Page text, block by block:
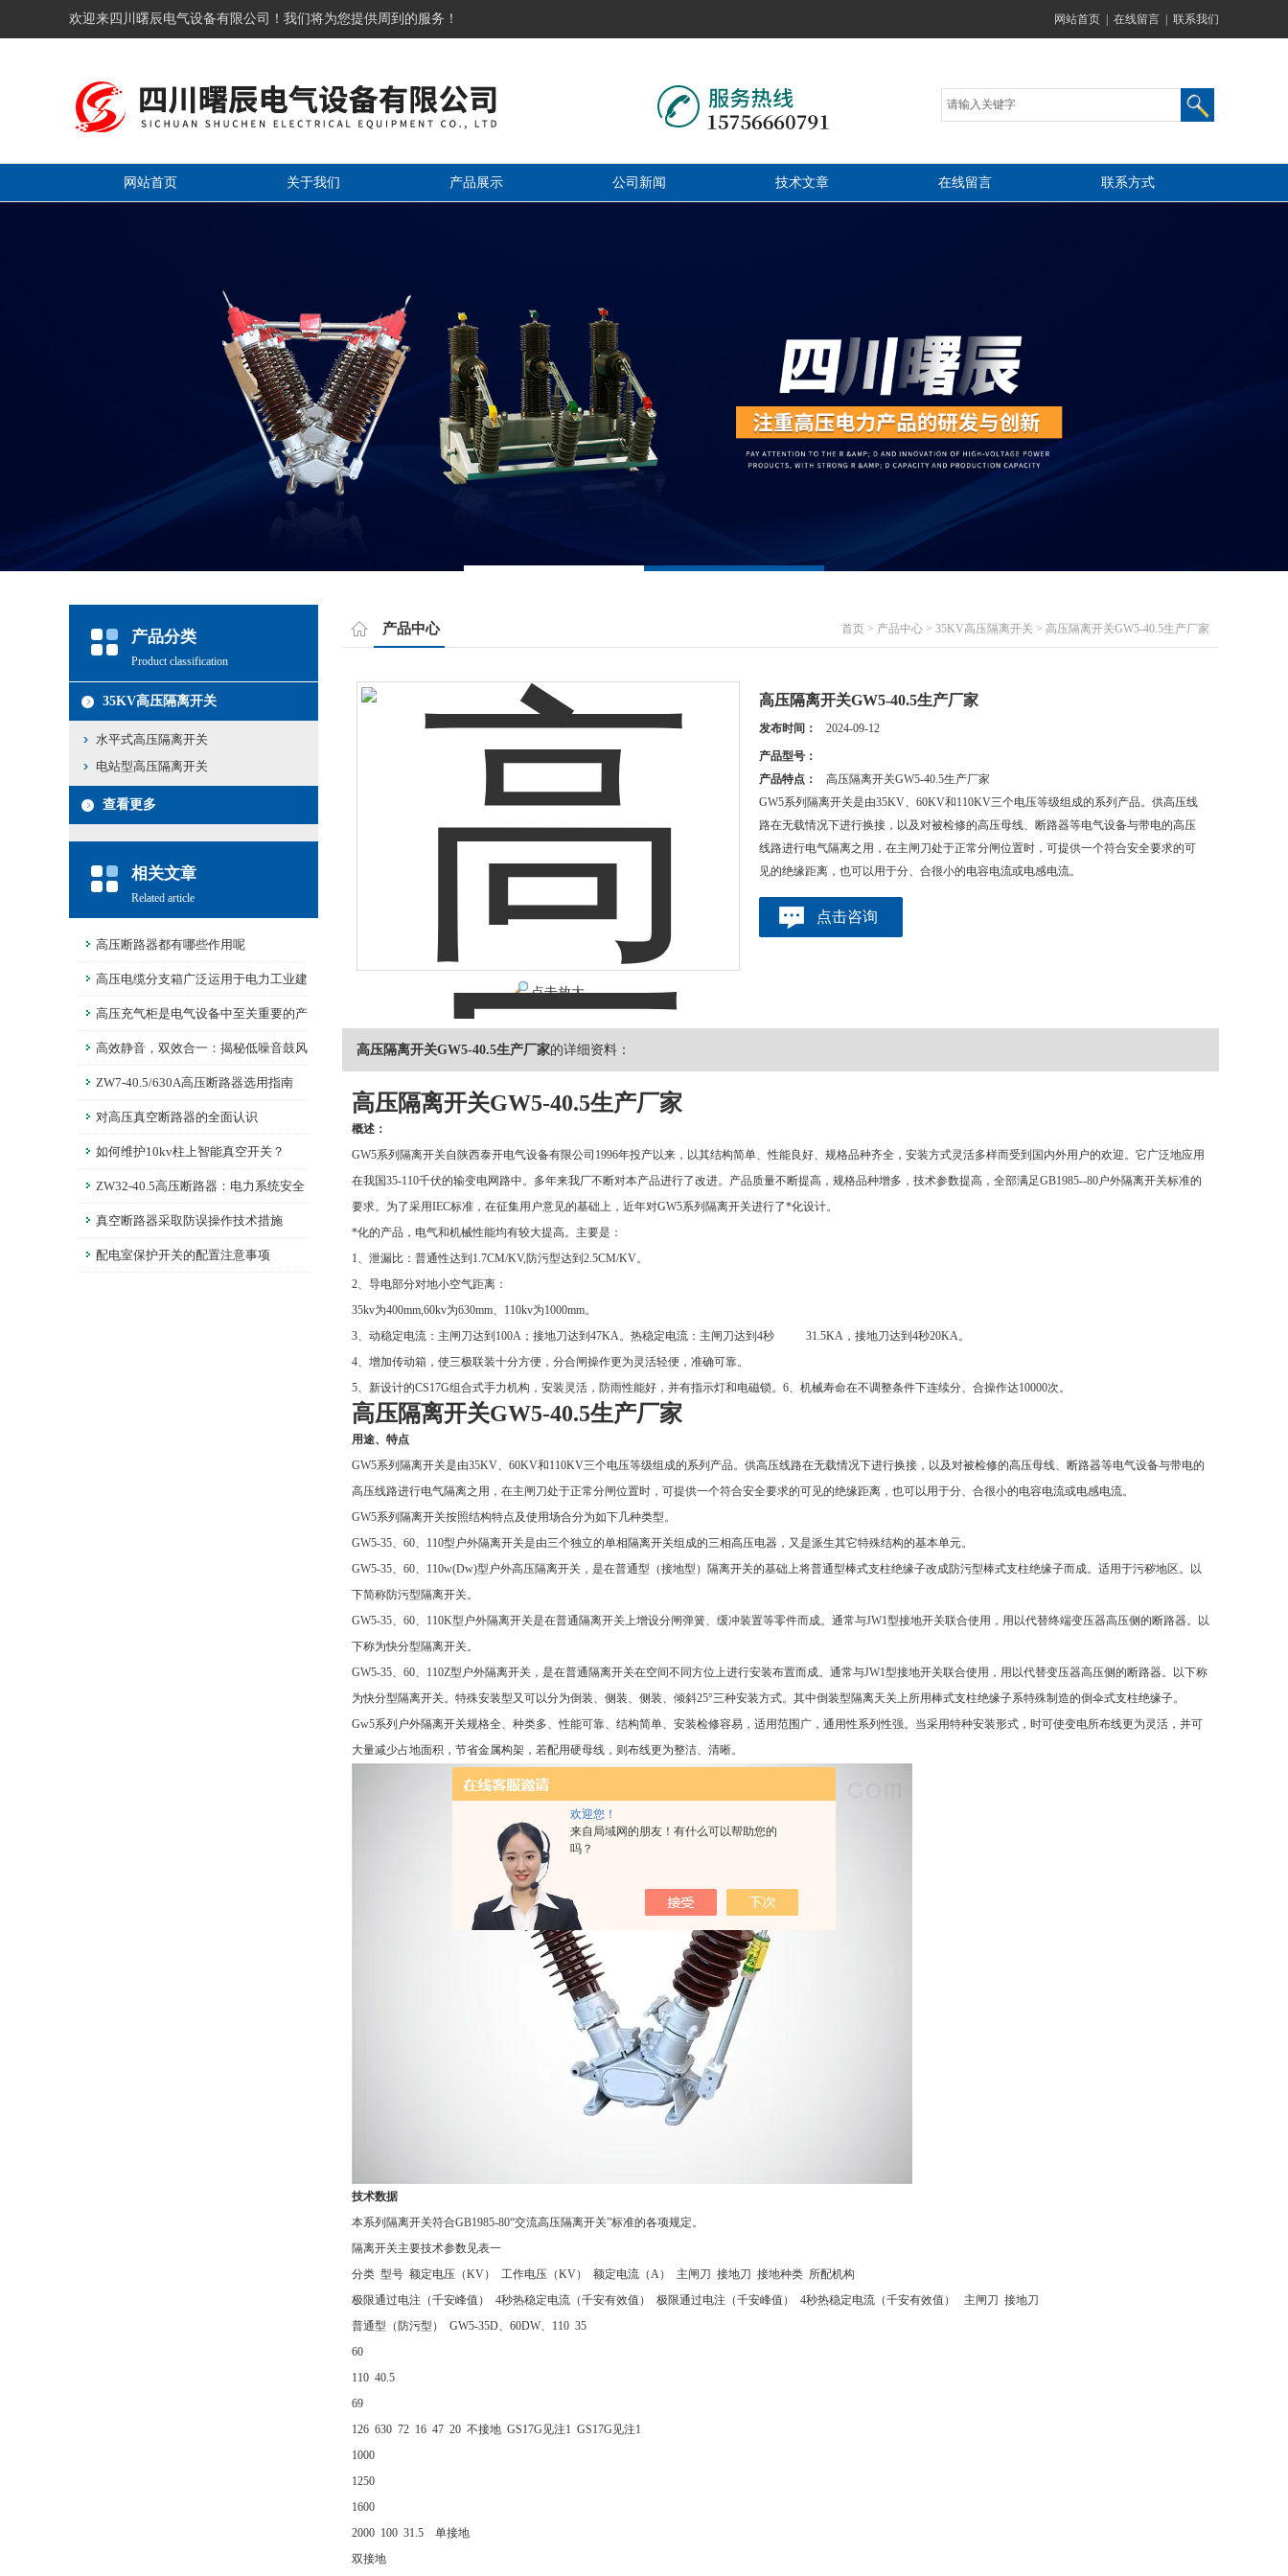
欢迎您！
来自局域网的朋友！有什么可以帮助您的
吗？
欢迎来四川曙辰电气设备有限公司！我们将为您提供周到的服务！ 网站首页 在线留言 联系我们
网站首页 关于我们 产品展示 公司新闻 技术文章 在线留言 联系方式
产品分类
Product classification
35KV高压隔离开关
水平式高压隔离开关
电站型高压隔离开关
查看更多
相关文章
Related article
高压断路器都有哪些作用呢
高压电缆分支箱广泛运用于电力工业建
设事业
高压充气柜是电气设备中至关重要的产
品 高效静音，双效合一：揭秘低噪音鼓风
机如何平衡性能与宁静
ZW7-40.5/630A高压断路器选用指南
对高压真空断路器的全面认识
如何维护10kv柱上智能真空开关？
ZW32-40.5高压断路器：电力系统安全
的守护者
真空断路器采取防误操作技术措施
配电室保护开关的配置注意事项
产品中心 首页 > 产品中心 > 35KV高压隔离开关 > 高压隔离开关GW5-40.5生产厂家
点击放大
高压隔离开关GW5-40.5生产厂家
发布时间： 2024-09-12
产品型号：
产品特点：
高压隔离开关GW5-40.5生产厂家
GW5系列隔离开关是由35KV、60KV和110KV三个电压等级组成的系列产品。供高压线
路在无载情况下进行换接，以及对被检修的高压母线、断路器等电气设备与带电的高压
线路进行电气隔离之用，在主闸刀处于正常分闸位置时，可提供一个符合安全要求的可
见的绝缘距离，也可以用于分、合很小的电容电流或电感电流。
点击咨询
高压隔离开关GW5-40.5生产厂家的详细资料：
高压隔离开关GW5-40.5生产厂家
概述：
GW5系列隔离开关自陕西泰开电气设备有限公司1996年投产以来，以其结构简单、性能良好、规格品种齐全，安装方式灵活多样而受到国内外用户的欢迎。它广泛地应用
在我国35-110千伏的输变电网路中。多年来我厂不断对本产品进行了改进。产品质量不断提高，规格品种增多，技术参数提高，全部满足GB1985--80户外隔离开关标准的
要求。为了采用IEC标准，在征集用户意见的基础上，近年对GW5系列隔离开关进行了*化设计。
*化的产品，电气和机械性能均有较大提高。主要是：
1、泄漏比：普通性达到1.7CM/KV,防污型达到2.5CM/KV。
2、导电部分对地小空气距离：
35kv为400mm,60kv为630mm、110kv为1000mm。
3、动稳定电流：主闸刀达到100A；接地刀达到47KA。热稳定电流：主闸刀达到4秒 31.5KA，接地刀达到4秒20KA。
4、增加传动箱，使三极联装十分方便，分合闸操作更为灵活轻便，准确可靠。
5、新设计的CS17G组合式手力机构，安装灵活，防雨性能好，并有指示灯和电磁锁。6、机械寿命在不调整条件下连续分、合操作达10000次。
高压隔离开关GW5-40.5生产厂家
用途、特点
GW5系列隔离开关是由35KV、60KV和110KV三个电压等级组成的系列产品。供高压线路在无载情况下进行换接，以及对被检修的高压母线、断路器等电气设备与带电的
高压线路进行电气隔离之用，在主闸刀处于正常分闸位置时，可提供一个符合安全要求的可见的绝缘距离，也可以用于分、合很小的电容电流或电感电流。
GW5系列隔离开关按照结构特点及使用场合分为如下几种类型。
GW5-35、60、110型户外隔离开关是由三个独立的单相隔离开关组成的三相高压电器，又是派生其它特殊结构的基本单元。
GW5-35、60、110w(Dw)型户外高压隔离开关，是在普通型（接地型）隔离开关的基础上将普通型棒式支柱绝缘子改成防污型棒式支柱绝缘子而成。适用于污秽地区。以
下简称防污型隔离开关。
GW5-35、60、110K型户外隔离开关是在普通隔离开关上增设分闸弹簧、缓冲装置等零件而成。通常与JW1型接地开关联合使用，用以代替终端变压器高压侧的断路器。以
下称为快分型隔离开关。
GW5-35、60、110Z型户外隔离开关，是在普通隔离开关在空间不同方位上进行安装布置而成。通常与JW1型接地开关联合使用，用以代替变压器高压侧的断路器。以下称
为快分型隔离开关。特殊安装型又可以分为倒装、侧装、侧装、倾斜25°三种安装方式。其中倒装型隔离天关上所用棒式支柱绝缘子系特殊制造的倒伞式支柱绝缘子。
Gw5系列户外隔离开关规格全、种类多、性能可靠、结构简单、安装检修容易，适用范围广，通用性系列性强。当采用特种安装形式，时可使变电所布线更为灵活，并可
大量减少占地面积，节省金属构架，若配用硬母线，则布线更为整洁、清晰。
技术数据
本系列隔离开关符合GB1985-80“交流高压隔离开关”标准的各项规定。
隔离开关主要技术参数见表一
分类 型号 额定电压（KV） 工作电压（KV） 额定电流（A） 主闸刀 接地刀 接地种类 所配机构
极限通过电注（千安峰值） 4秒热稳定电流（千安有效值） 极限通过电注（千安峰值） 4秒热稳定电流（千安有效值） 主闸刀 接地刀
普通型（防污型） GW5-35D、60DW、110 35
60
110 40.5
69
126 630 72 16 47 20 不接地 GS17G见注1 GS17G见注1
1000
1250
1600
2000 100 31.5 单接地
双接地